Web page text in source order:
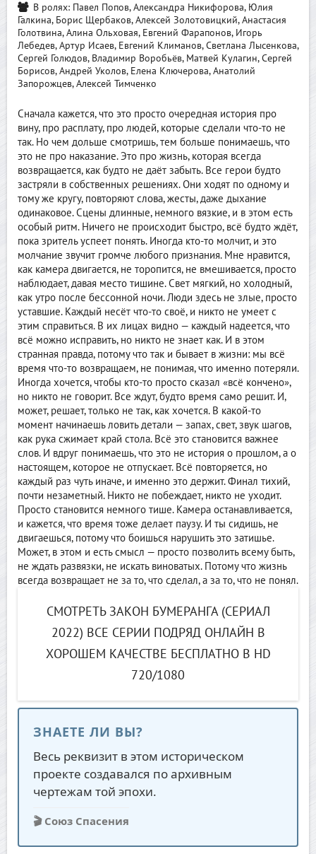
В ролях: Павел Попов, Александра Никифорова, Юлия
Галкина, Борис Щербаков, Алексей Золотовицкий, Анастасия
Голотвина, Алина Ольховая, Евгений Фарапонов, Игорь
Лебедев, Артур Исаев, Евгений Климанов, Светлана Лысенкова,
Сергей Голюдов, Владимир Воробьёв, Матвей Кулагин, Сергей
Борисов, Андрей Уколов, Елена Ключерова, Анатолий
Запорожцев, Алексей Тимченко
Сначала кажется, что это просто очередная история про
вину, про расплату, про людей, которые сделали что-то не
так. Но чем дольше смотришь, тем больше понимаешь, что
это не про наказание. Это про жизнь, которая всегда
возвращается, как будто не даёт забыть. Все герои будто
застряли в собственных решениях. Они ходят по одному и
тому же кругу, повторяют слова, жесты, даже дыхание
одинаковое. Сцены длинные, немного вязкие, и в этом есть
особый ритм. Ничего не происходит быстро, всё будто ждёт,
пока зритель успеет понять. Иногда кто-то молчит, и это
молчание звучит громче любого признания. Мне нравится,
как камера двигается, не торопится, не вмешивается, просто
наблюдает, давая место тишине. Свет мягкий, но холодный,
как утро после бессонной ночи. Люди здесь не злые, просто
уставшие. Каждый несёт что-то своё, и никто не умеет с
этим справиться. В их лицах видно — каждый надеется, что
всё можно исправить, но никто не знает как. И в этом
странная правда, потому что так и бывает в жизни: мы всё
время что-то возвращаем, не понимая, что именно потеряли.
Иногда хочется, чтобы кто-то просто сказал «всё кончено»,
но никто не говорит. Все ждут, будто время само решит. И,
может, решает, только не так, как хочется. В какой-то
момент начинаешь ловить детали — запах, свет, звук шагов,
как рука сжимает край стола. Всё это становится важнее
слов. И вдруг понимаешь, что это не история о прошлом, а о
настоящем, которое не отпускает. Всё повторяется, но
каждый раз чуть иначе, и именно это держит. Финал тихий,
почти незаметный. Никто не побеждает, никто не уходит.
Просто становится немного тише. Камера останавливается,
и кажется, что время тоже делает паузу. И ты сидишь, не
двигаешься, потому что боишься нарушить это затишье.
Может, в этом и есть смысл — просто позволить всему быть,
не ждать развязки, не искать виноватых. Потому что жизнь
всегда возвращает не за то, что сделал, а за то, что не понял.
СМОТРЕТЬ ЗАКОН БУМЕРАНГА (СЕРИАЛ
2022) ВСЕ СЕРИИ ПОДРЯД ОНЛАЙН В
ХОРОШЕМ КАЧЕСТВЕ БЕСПЛАТНО В HD
720/1080
ЗНАЕТЕ ЛИ ВЫ?
Весь реквизит в этом историческом
проекте создавался по архивным
чертежам той эпохи.
🎬 Союз Спасения